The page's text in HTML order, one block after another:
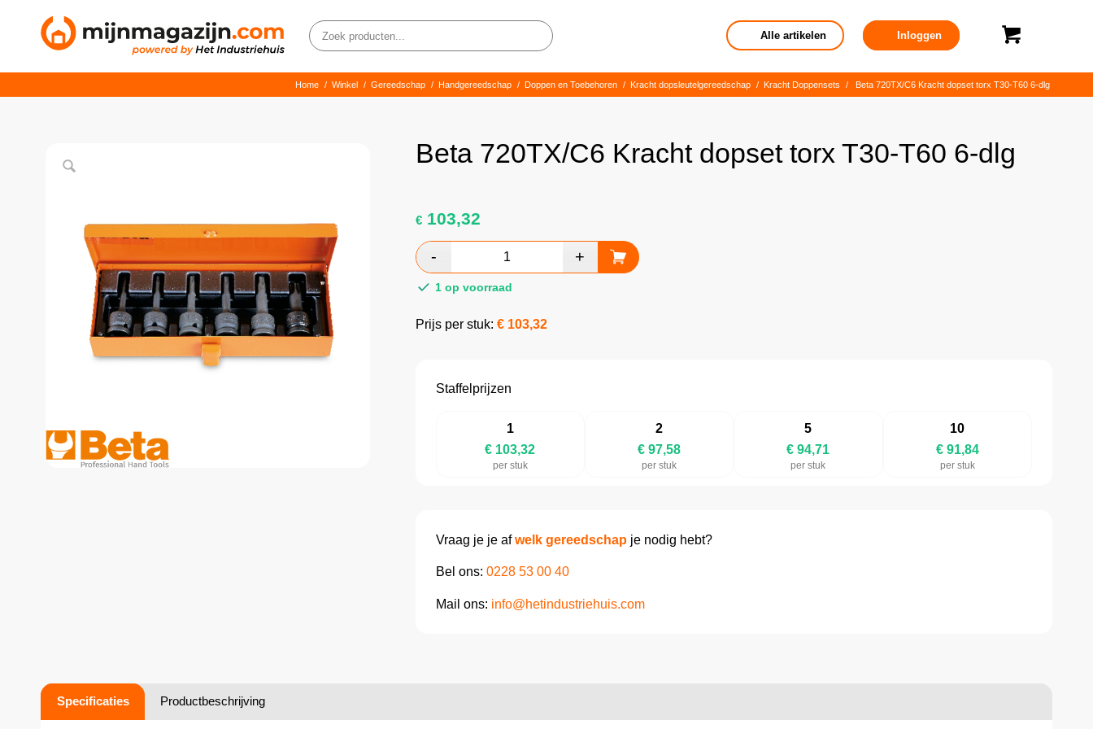
Alle artikelen Inloggen
Home / Winkel / Gereedschap / Handgereedschap / Doppen en Toebehoren / Kracht dopsleutelgereedschap / Kracht Doppensets / Beta 720TX/C6 Kracht dopset torx T30-T60 6-dlg
Beta 720TX/C6 Kracht dopset torx T30-T60 6-dlg
€103,32
1 op voorraad
Prijs per stuk: € 103,32
Staffelprijzen
1
€ 103,32
per stuk
2
€ 97,58
per stuk
5
€ 94,71
per stuk
10
€ 91,84
per stuk
Vraag je je afwelk gereedschapje nodig hebt?
Bel ons: 0228 53 00 40
Mail ons: info@hetindustriehuis.com
Specificaties Productbeschrijving